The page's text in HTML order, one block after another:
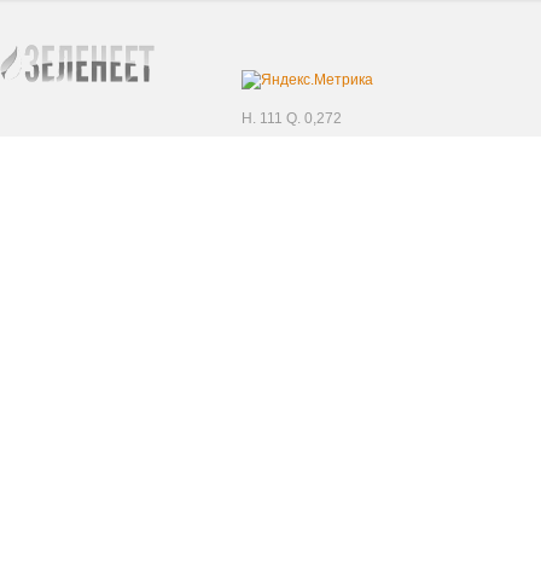
H. 111 Q. 0,272